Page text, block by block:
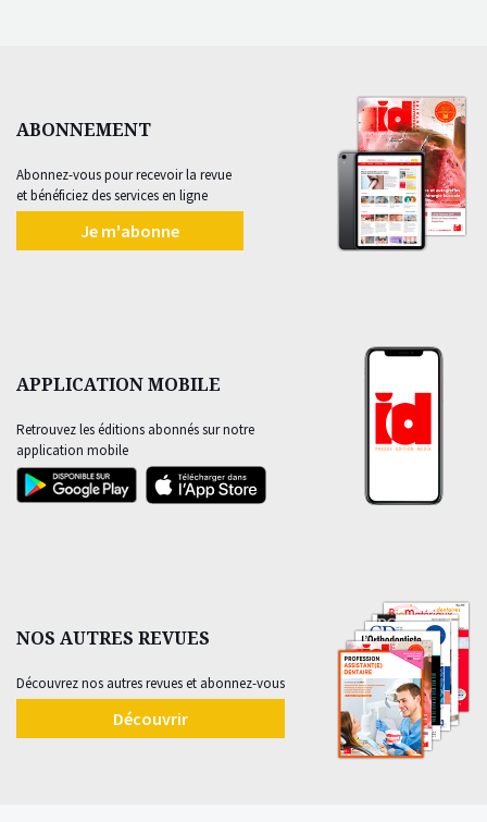
ABONNEMENT
Abonnez-vous pour recevoir la revue
et bénéficiez des services en ligne
Je m'abonne
APPLICATION MOBILE
Retrouvez les éditions abonnés sur notre
application mobile
NOS AUTRES REVUES
Découvrez nos autres revues et abonnez-vous
Découvrir